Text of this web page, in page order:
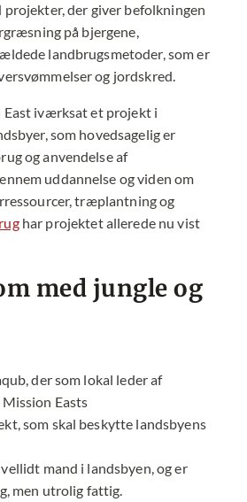
der giver befolkningen
på bjergene,
landbrugsmetoder, som er
og jordskred.
iværksat et projekt i
som hovedsagelig er
og anvendelse af
uddannelse og viden om
træplantning og
har projektet allerede nu vist
med jungle og
der som lokal leder af
Easts
som skal beskytte landsbyens
mand i landsbyen, og er
men utrolig fattig.